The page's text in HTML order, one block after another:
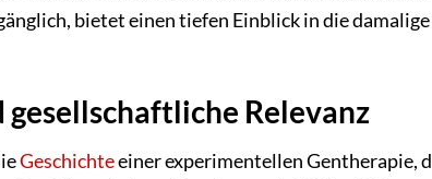
bietet einen tiefen Einblick in die
Relevanz
Geschichteeiner experimentellen Gentherapie,